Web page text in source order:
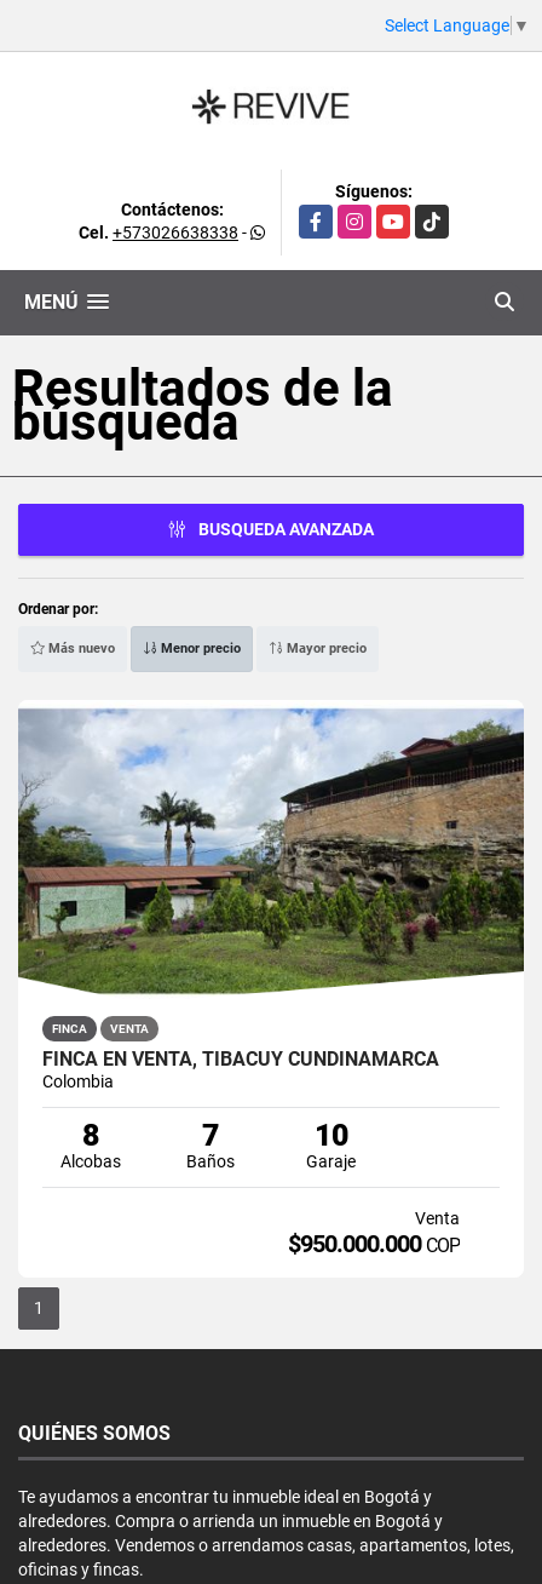
Select Language ▼
Contáctenos:
Cel. +573026638338 -
Síguenos:
FacebookInstagramYouTubeTikTok
MENÚ
Resultados de la
búsqueda
BUSQUEDA AVANZADA
Ordenar por:
Más nuevo Menor precio Mayor precio
FINCA VENTA
FINCA EN VENTA, TIBACUY CUNDINAMARCA
Colombia
8
Alcobas
7
Baños
10
Garaje
Venta
$950.000.000 COP
1
QUIÉNES SOMOS
Te ayudamos a encontrar tu inmueble ideal en Bogotá y
alrededores. Compra o arrienda un inmueble en Bogotá y
alrededores. Vendemos o arrendamos casas, apartamentos, lotes,
oficinas y fincas.